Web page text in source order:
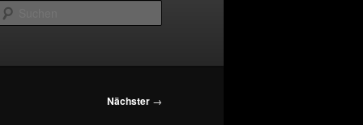
Nächster →